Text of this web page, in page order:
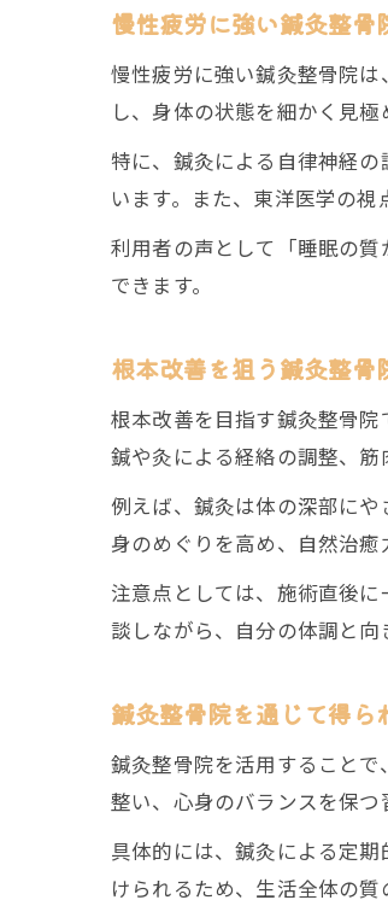
慢性疲労に強い鍼灸整骨
慢性疲労に強い鍼灸整骨院
し、身体の状態を細かく見
特に、鍼灸による自律神経
います。また、東洋医学の
利用者の声として「睡眠の
できます。
根本改善を狙う鍼灸整骨
根本改善を目指す鍼灸整骨
鍼や灸による経絡の調整、筋
例えば、鍼灸は体の深部に
身のめぐりを高め、自然治癒
注意点としては、施術直後
談しながら、自分の体調と向
鍼灸整骨院を通じて得ら
鍼灸整骨院を活用すること
整い、心身のバランスを保つ
具体的には、鍼灸による定
けられるため、生活全体の質